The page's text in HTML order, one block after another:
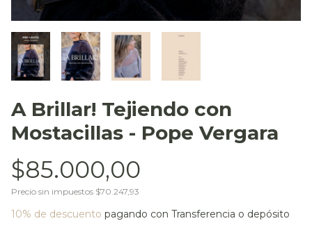
A Brillar! Tejiendo con
Mostacillas - Pope Vergara
$85.000,00
Precio sin impuestos $70.247,93
10% de descuento pagando con Transferencia o depósito